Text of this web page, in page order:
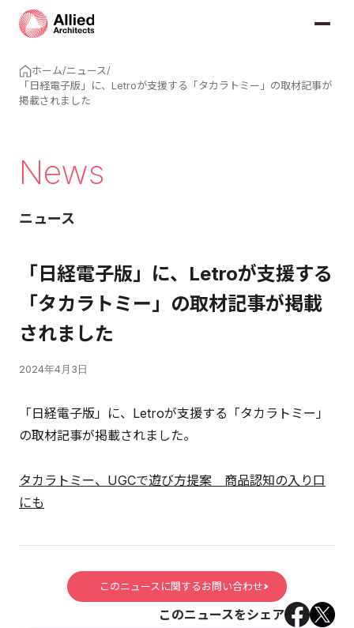
ホーム/ニュース/
「日経電子版」に、Letroが支援する「タカラトミー」の取材記事が
掲載されました
News
ニュース
「日経電子版」に、Letroが支援する
「タカラトミー」の取材記事が掲載
されました
2024年4月3日
「日経電子版」に、Letroが支援する「タカラトミー」
の取材記事が掲載されました。
タカラトミー、UGCで遊び方提案 商品認知の入り口
にも
このニュースに関するお問い合わせ
このニュースをシェア